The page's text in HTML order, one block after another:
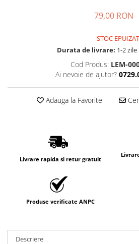
79,00 RON
STOC EPUIZAT
Durata de livrare: 1-2
Cod Produs: LEM-
Ai nevoie de ajutor?
Adauga la Favorite
Livrare rapida si retur gratuit
Produse verificate ANPC
Descriere